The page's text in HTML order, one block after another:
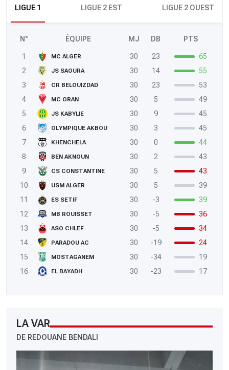
LIGUE 1 LIGUE 2 EST LIGUE 2 OUEST
N° ÉQUIPE MJ DB PTS
1 MC ALGER 30 23
65
2
JS SAOURA 30 14
55
3
CR BELOUIZDAD 30 23
53
4
MC ORAN 30 5
49
5
JS KABYLIE 30 9
45
6
OLYMPIQUE AKBOU 30 3
45
7
KHENCHELA 30 0
44
8
BEN AKNOUN 30 2
43
9
CS CONSTANTINE 30 5
43
10
USM ALGER 30 5
39
11
ES SETIF 30 -3
39
12
MB ROUISSET 30 -5
36
13
ASO CHLEF 30 -5
34
14
PARADOU AC 30 -19
24
15
MOSTAGANEM 30 -34
19
16
EL BAYADH 30 -23 17
LA VAR
DE REDOUANE BENDALI